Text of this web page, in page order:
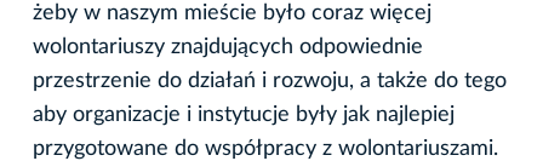
żeby w naszym mieście było coraz więcej
wolontariuszy znajdujących odpowiednie
przestrzenie do działań i rozwoju, a także do tego
aby organizacje i instytucje były jak najlepiej
przygotowane do współpracy z wolontariuszami.